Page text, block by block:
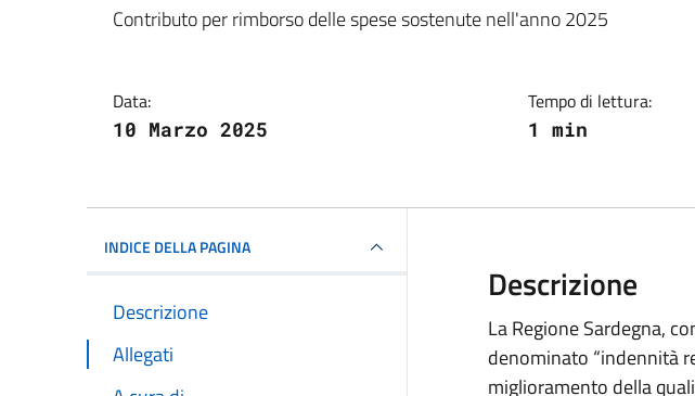
Contributo per rimborso delle spese sostenute nell'anno 2025
Data:
10 Marzo 2025
Tempo di lettura:
1 min
INDICE DELLA PAGINA
Descrizione
Allegati
Descrizione
La Regione Sardegna,
denominato “indennità
miglioramento della